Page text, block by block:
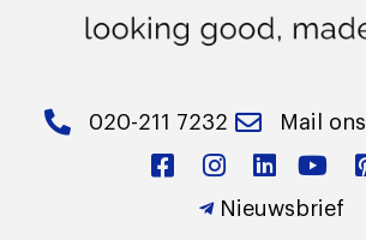
020-211 7232 Mail ons
Nieuwsbrief